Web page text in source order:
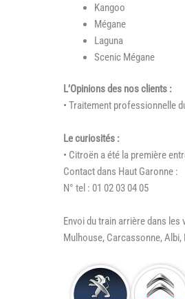
Kangoo
Mégane
Laguna
Scenic Mégane
L’Opinions des nos clients :
• Traitement professionnelle
Le curiosités :
• Citroën a été la première
Contact dans Haut Garonne :
N° tel : 01 02 03 04 05
Envoi du train arrière dans les
Mulhouse, Carcassonne,